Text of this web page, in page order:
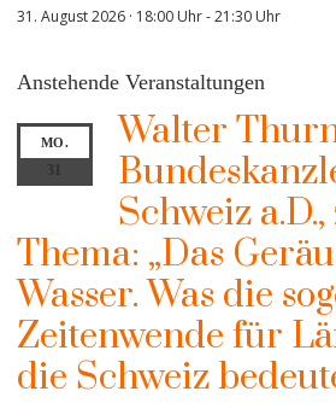
31. August 2026 · 18:00 Uhr-21:30 Uhr
Anstehende Veranstaltungen
MO.
Walter
Schweiz
Thema: „Das
Wasser. Was die
Zeitenwende für
die Schweiz